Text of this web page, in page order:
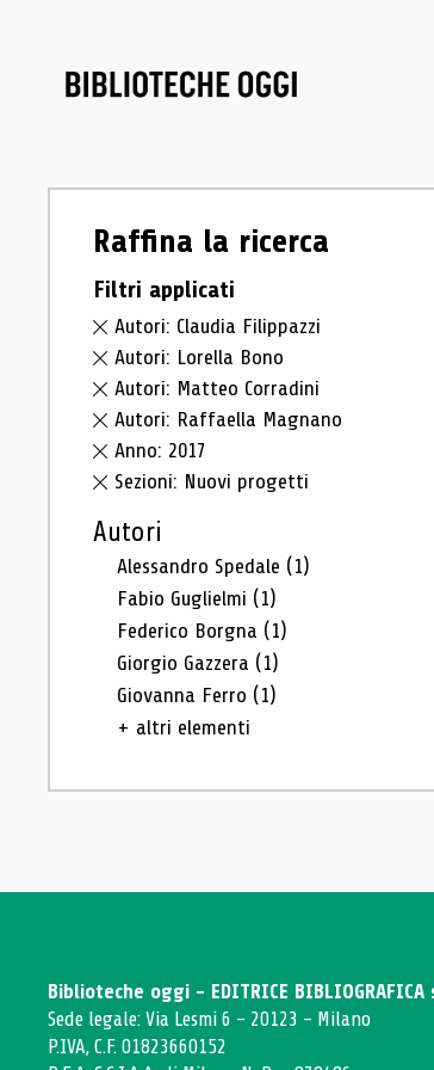
Raffina la ricerca
Filtri applicati
Autori: Claudia Filippazzi
Autori: Lorella Bono
Autori: Matteo Corradini
Autori: Raffaella Magnano
Anno: 2017
Sezioni: Nuovi progetti
Autori
Alessandro Spedale (1)
Fabio Guglielmi (1)
Federico Borgna (1)
Giorgio Gazzera (1)
Giovanna Ferro (1)
+ altri elementi
Biblioteche oggi - EDITRICE BIBLIOGRAFICA
Sede legale: Via Lesmi 6 - 20123 - Milano
P.IVA, C.F. 01823660152